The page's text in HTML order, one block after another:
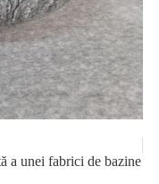
a unei fabrici de bazine